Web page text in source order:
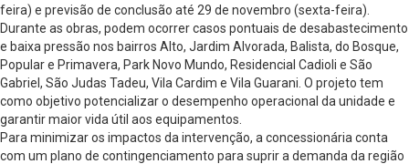
feira) e previsão de conclusão até 29 de novembro (sexta-feira).
Durante as obras, podem ocorrer casos pontuais de desabastecimento
e baixa pressão nos bairros Alto, Jardim Alvorada, Balista, do Bosque,
Popular e Primavera, Park Novo Mundo, Residencial Cadioli e São
Gabriel, São Judas Tadeu, Vila Cardim e Vila Guarani. O projeto tem
como objetivo potencializar o desempenho operacional da unidade e
garantir maior vida útil aos equipamentos.
Para minimizar os impactos da intervenção, a concessionária conta
com um plano de contingenciamento para suprir a demanda da região